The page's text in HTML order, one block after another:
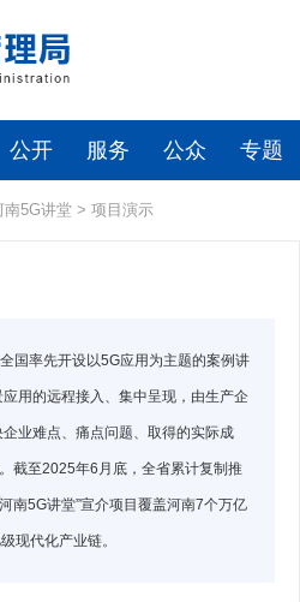
公开 服务 公众 专题
南5G讲堂 > 项目演示
国率先开设以5G应用为主题的案例讲
应用的远程接入、集中呈现，由生产企
业难点、痛点问题、取得的实际成
截至2025年6月底，全省累计复制推
南5G讲堂”宣介项目覆盖河南7个万亿
现代化产业链。